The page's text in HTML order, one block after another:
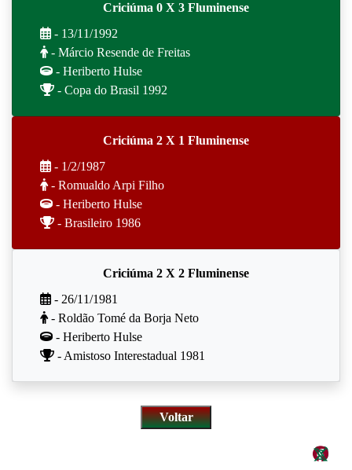
Criciúma 0 X 3 Fluminense
- 13/11/1992
- Márcio Resende de Freitas
- Heriberto Hulse
- Copa do Brasil 1992
Criciúma 2 X 1 Fluminense
- 1/2/1987
- Romualdo Arpi Filho
- Heriberto Hulse
- Brasileiro 1986
Criciúma 2 X 2 Fluminense
- 26/11/1981
- Roldão Tomé da Borja Neto
- Heriberto Hulse
- Amistoso Interestadual 1981